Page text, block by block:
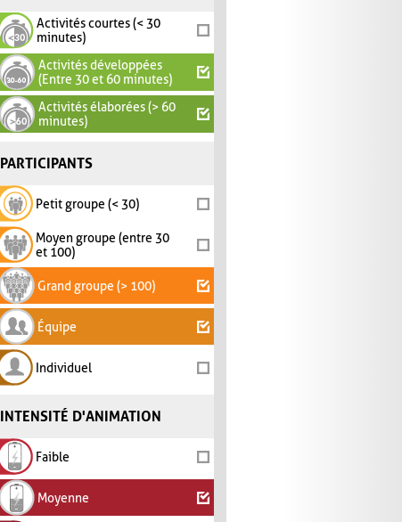
Activités courtes (< 30
minutes)
Activités développées
(Entre 30 et 60 minutes)
Activités élaborées (> 60
minutes)
PARTICIPANTS
Petit groupe (< 30)
Moyen groupe (entre 30
et 100)
Grand groupe (> 100)
Équipe
Individuel
INTENSITÉ D'ANIMATION
Faible
Moyenne